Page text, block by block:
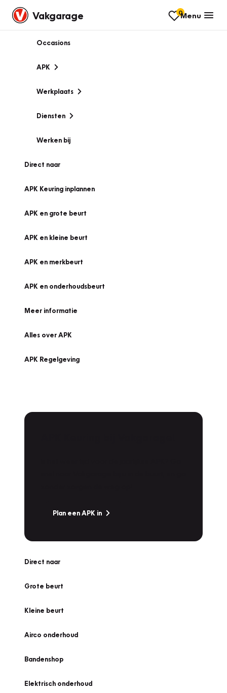
Vakgarage 0Menu
Occasions
APK
Werkplaats
Diensten
Werken bij
Direct naar
APK Keuring inplannen
APK en grote beurt
APK en kleine beurt
APK en merkbeurt
APK en onderhoudsbeurt
Meer informatie
Alles over APK
APK Regelgeving
Plan een APK in
Direct naar
Grote beurt
Kleine beurt
Airco onderhoud
Bandenshop
Elektrisch onderhoud